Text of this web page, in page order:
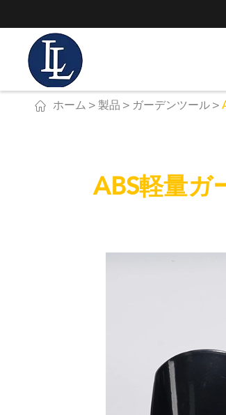
 ホーム 製品 ガーデンツール
ABS軽量ガ